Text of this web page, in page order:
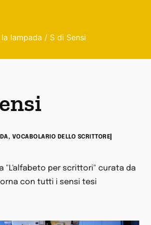
lampada / S di Sensi
, VOCABOLARIO DELLO SCRITTORE
"L'alfabeto per scrittori" curata da
con tutti i sensi tesi